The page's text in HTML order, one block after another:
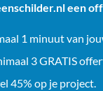
een
1 minuut van
3 GRATIS
45% op je project.